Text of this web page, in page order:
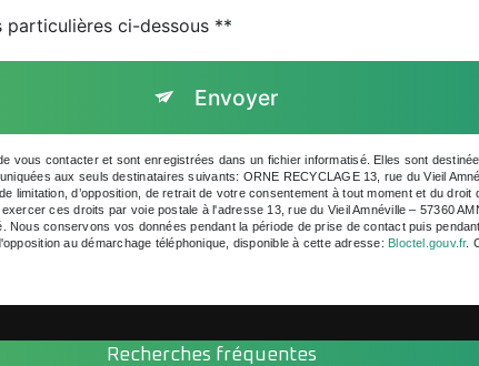
particulières ci-dessous **
Envoyer
vous contacter et sont enregistrées dans un fichier informatisé. Elles sont
aux seuls destinataires suivants: ORNE RECYCLAGE 13, rue du Vieil
limitation, d’opposition, de retrait de votre consentement à tout moment et du droit
ces droits par voie postale à l'adresse 13, rue du Vieil Amnéville – 57360
conservons vos données pendant la période de prise de contact puis
au démarchage téléphonique, disponible à cette adresse:
Bloctel.gouv.fr.
Recherches fréquentes